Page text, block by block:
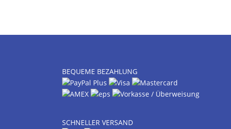
BEQUEME BEZAHLUNG
SCHNELLER VERSAND